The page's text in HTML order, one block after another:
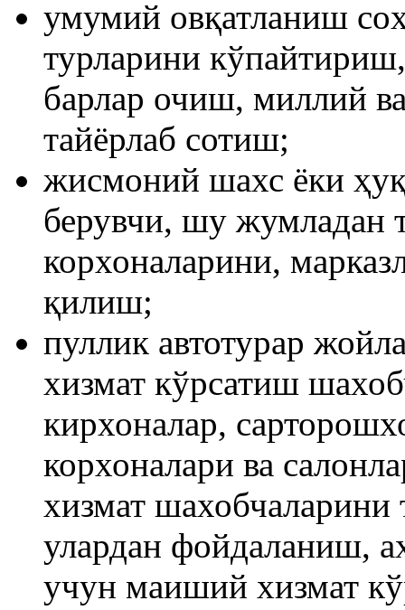
умумий овқатланиш
турларини
барлар очиш, миллий
тайёрлаб сотиш;
жисмоний шахс ёки
берувчи, шу жумладан
корхоналарини,
қилиш;
пуллик автотурар
хизмат кўрсатиш
кирхоналар,
корхоналари ва
хизмат
улардан фойдаланиш,
учун маиший хизмат